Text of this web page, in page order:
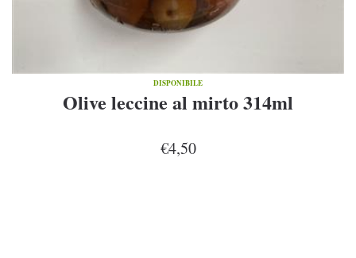
DISPONIBILE
Olive leccine al mirto 314ml
€4,50